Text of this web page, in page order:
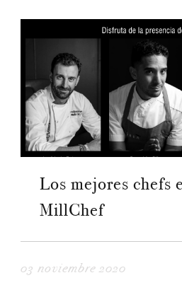
Los mejores chefs
MillChef
03 noviembre 2020